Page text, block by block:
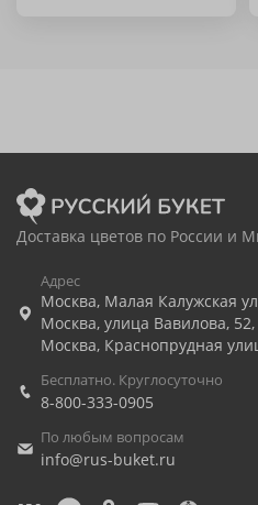
Доставка цветов по России и
Адрес
Москва, Малая Калужская
Москва, улица Вавилова, 52,
Москва, Краснопрудная
Бесплатно. Круглосуточно
8-800-333-0905
По любым вопросам
info@rus-buket.ru